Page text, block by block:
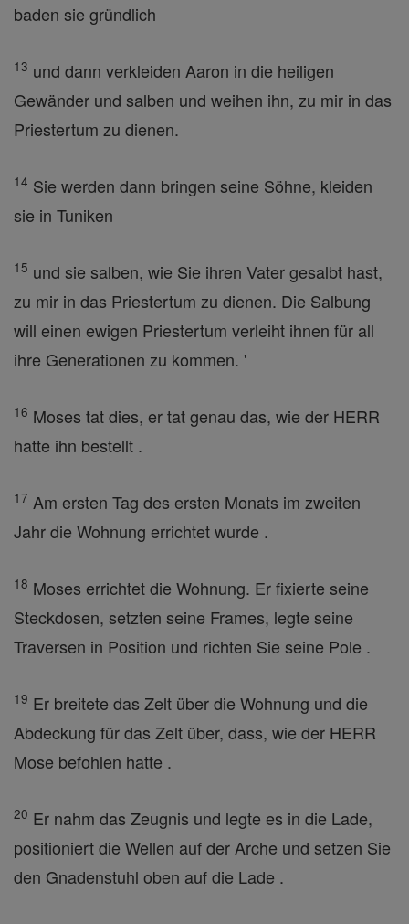
baden sie gründlich
13 und dann verkleiden Aaron in die heiligen
Gewänder und salben und weihen ihn, zu mir in das
Priestertum zu dienen.
14 Sie werden dann bringen seine Söhne, kleiden
sie in Tuniken
15 und sie salben, wie Sie ihren Vater gesalbt hast,
zu mir in das Priestertum zu dienen. Die Salbung
will einen ewigen Priestertum verleiht ihnen für all
ihre Generationen zu kommen. '
16 Moses tat dies, er tat genau das, wie der HERR
hatte ihn bestellt .
17 Am ersten Tag des ersten Monats im zweiten
Jahr die Wohnung errichtet wurde .
18 Moses errichtet die Wohnung. Er fixierte seine
Steckdosen, setzten seine Frames, legte seine
Traversen in Position und richten Sie seine Pole .
19 Er breitete das Zelt über die Wohnung und die
Abdeckung für das Zelt über, dass, wie der HERR
Mose befohlen hatte .
20 Er nahm das Zeugnis und legte es in die Lade,
positioniert die Wellen auf der Arche und setzen Sie
den Gnadenstuhl oben auf die Lade .